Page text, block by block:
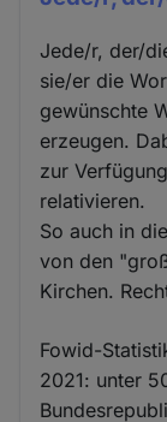
Jede/r, der/
sie/er die
gewünschte
erzeugen.
zur
relativieren.
So auch in
von den
Kirchen.
Fowid-
2021: unter